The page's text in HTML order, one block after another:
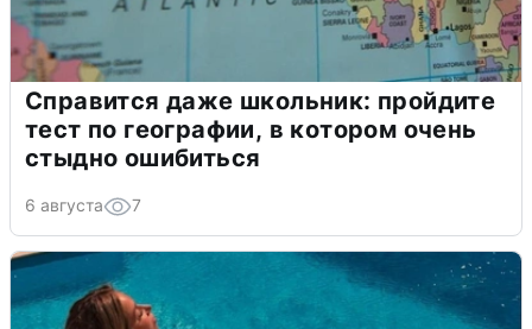
Справится даже школьник: пройдите
тест по географии, в котором очень
стыдно ошибиться
6 августа 7